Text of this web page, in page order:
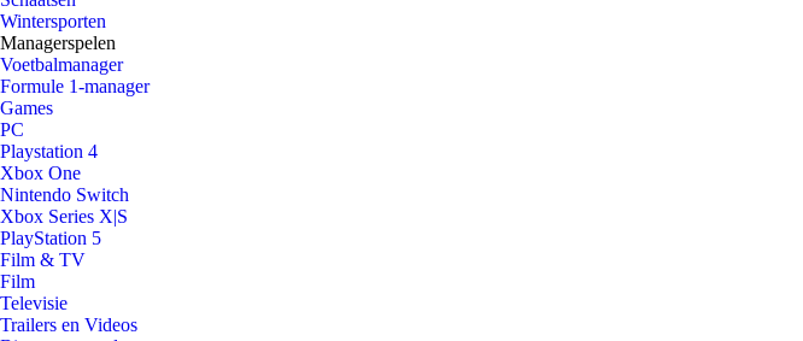
Wintersporten
Managerspelen
Voetbalmanager
Formule 1-manager
Games
PC
Playstation 4
Xbox One
Nintendo Switch
Xbox Series X|S
PlayStation 5
Film & TV
Film
Televisie
Trailers en Videos